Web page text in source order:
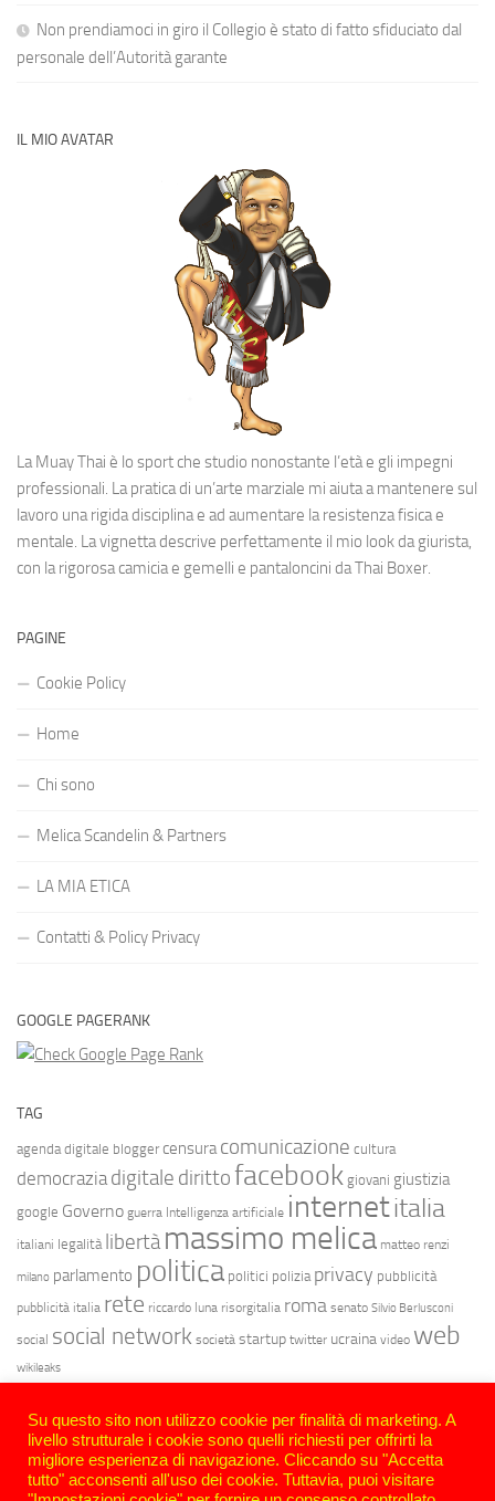
Non prendiamoci in giro il Collegio è stato di fatto sfiduciato dal
personale dell’Autorità garante
IL MIO AVATAR
La Muay Thai è lo sport che studio nonostante l’età e gli impegni
professionali. La pratica di un’arte marziale mi aiuta a mantenere sul
lavoro una rigida disciplina e ad aumentare la resistenza fisica e
mentale. La vignetta descrive perfettamente il mio look da giurista,
con la rigorosa camicia e gemelli e pantaloncini da Thai Boxer.
PAGINE
Cookie Policy
Home
Chi sono
Melica Scandelin & Partners
LA MIA ETICA
Contatti & Policy Privacy
GOOGLE PAGERANK
TAG
agenda digitale blogger censura comunicazione cultura
democrazia digitale dirittofacebook giovani giustizia
google Governo guerra Intelligenza artificiale internetitalia
italiani legalità libertà massimo melica matteo renzi
milano parlamento politica politici polizia privacy pubblicità
pubblicità italia rete riccardo luna risorgitalia roma senato Silvio Berlusconi
social social network società startup twitter ucraina video web
wikileaks
Su questo sito non utilizzo cookie per finalità di marketing. A
livello strutturale i cookie sono quelli richiesti per offrirti la
migliore esperienza di navigazione. Cliccando su "Accetta
tutto" acconsenti all'uso dei cookie. Tuttavia, puoi visitare